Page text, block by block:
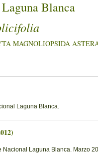
Blanca
MAGNOLIOPSIDA
Laguna Blanca.
Nacional Laguna Blanca. Marzo